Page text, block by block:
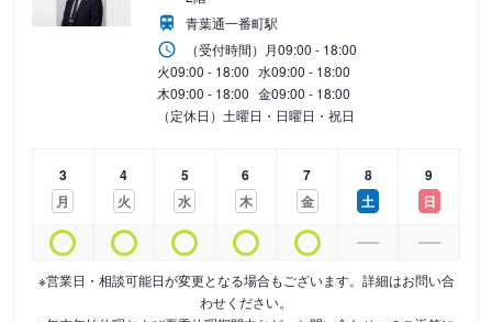
青葉通一番町駅
（受付時間） 月09:00 - 18:00
火09:00 - 18:00 水09:00 - 18:00
木09:00 - 18:00 金09:00 - 18:00
（定休日）土曜日・日曜日・祝日
3
月
4
火
5
水
6
木
7
金
8
土
9
日
※営業日・相談可能日が変更となる場合もございます。詳細はお問い合
わせください。